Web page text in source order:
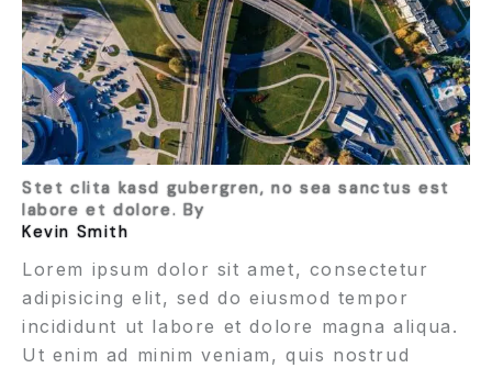
Stet clita kasd gubergren, no sea sanctus est
labore et dolore. By
Kevin Smith
Lorem ipsum dolor sit amet, consectetur
adipisicing elit, sed do eiusmod tempor
incididunt ut labore et dolore magna aliqua.
Ut enim ad minim veniam, quis nostrud